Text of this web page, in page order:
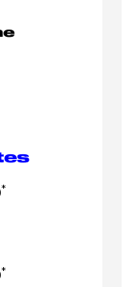
*
*